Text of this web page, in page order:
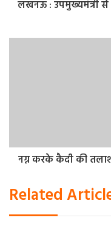
लखनऊ : उपमुख्यमंत्री से
नग्न करके कैदी की
Related